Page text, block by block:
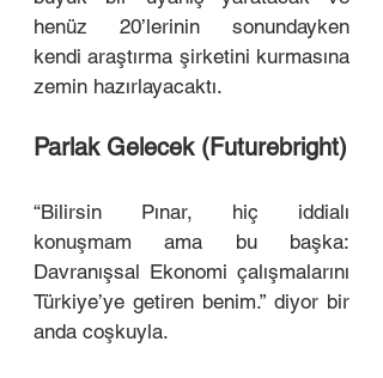
henüz 20’lerinin sonundayken
kendi araştırma şirketini kurmasına
zemin hazırlayacaktı.
Parlak Gelecek (Futurebright)
“Bilirsin Pınar, hiç iddialı
konuşmam ama bu başka:
Davranışsal Ekonomi çalışmalarını
Türkiye’ye getiren benim.” diyor bir
anda coşkuyla.